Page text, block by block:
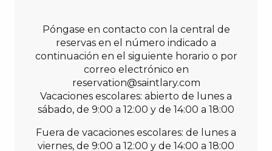
Póngase en contacto con la central de
reservas en el número indicado a
continuación en el siguiente horario o por
correo electrónico en
reservation@saintlary.com
Vacaciones escolares: abierto de lunes a
sábado, de 9:00 a 12:00 y de 14:00 a 18:00
Fuera de vacaciones escolares: de lunes a
viernes, de 9:00 a 12:00 y de 14:00 a 18:00